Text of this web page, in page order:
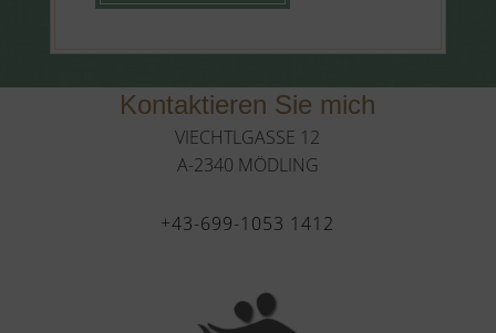
Kontaktieren Sie mich
VIECHTLGASSE 12
A-2340 MÖDLING
+43-699-1053 1412